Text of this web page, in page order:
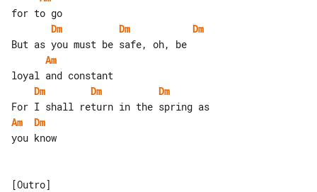
Dm
Dm
Dm
Am
Dm
Dm
Dm
Am
Dm
you know